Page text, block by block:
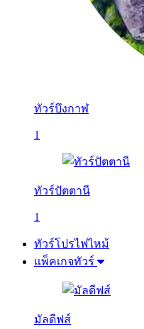
ทัวร์บึงกาฬ
1
ทัวร์ปัตตานี
1
ทัวร์โปรไฟไหม้
แพ็คเกจทัวร์
มัลดีฟส์